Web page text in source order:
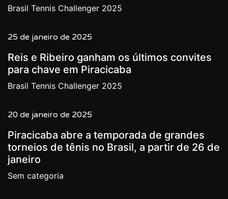
Brasil Tennis Challenger 2025
25 de janeiro de 2025
Reis e Ribeiro ganham os últimos convites
para chave em Piracicaba
Brasil Tennis Challenger 2025
20 de janeiro de 2025
Piracicaba abre a temporada de grandes
torneios de tênis no Brasil, a partir de 26 de
janeiro
Sem categoria